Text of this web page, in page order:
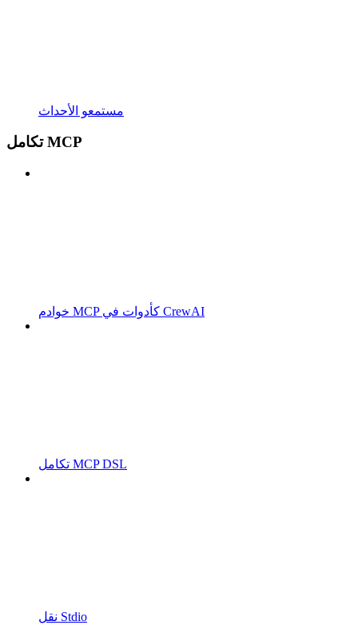
مستمعو الأحداث
تكامل MCP
خوادم MCP كأدوات في CrewAI
تكامل MCP DSL
نقل Stdio